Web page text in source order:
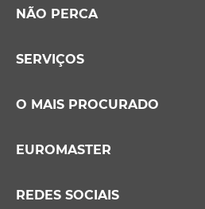
NÃO PERCA
SERVIÇOS
O MAIS PROCURADO
EUROMASTER
REDES SOCIAIS